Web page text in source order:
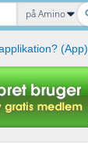
på Amino
(App)